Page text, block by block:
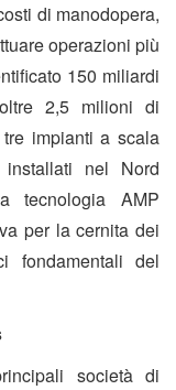
di manodopera,
operazioni più
150 miliardi
2,5 milioni di
impianti a scala
nel Nord
AMP
per la cernita dei
fondamentali del
società di